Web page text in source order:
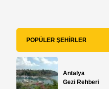
POPÜLER ŞEHIRLER
Antalya
Gezi Rehberi